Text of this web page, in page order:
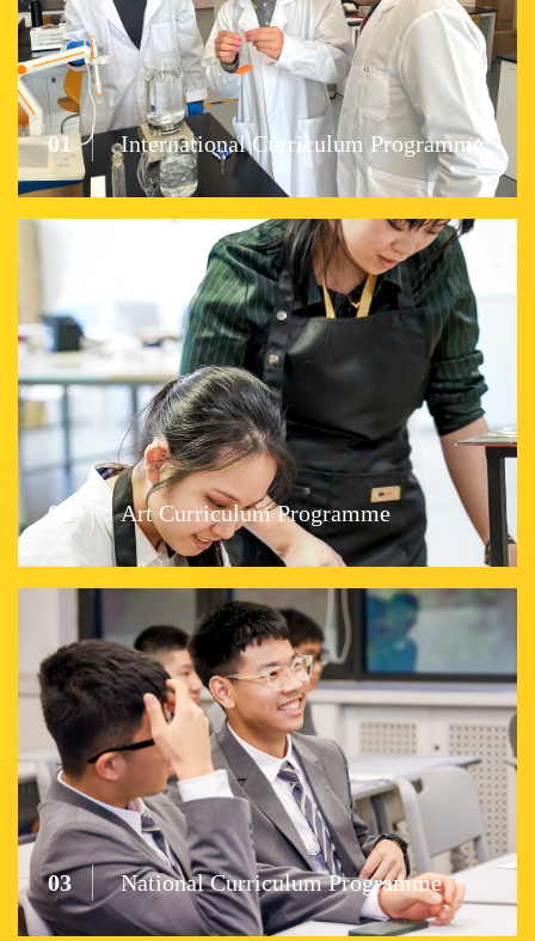
01 International Curriculum Programme
02 Art Curriculum Programme
03 National Curriculum Programme